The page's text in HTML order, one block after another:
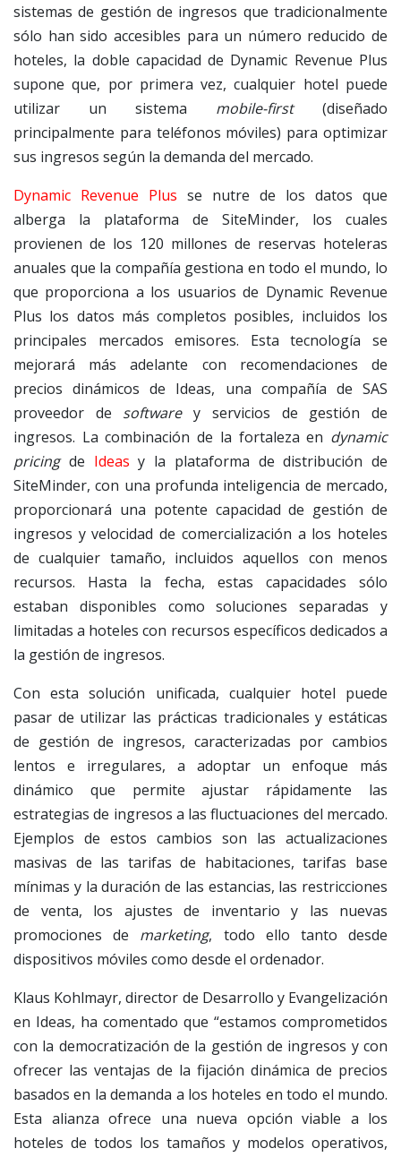
sistemas de gestión de ingresos que tradicionalmente
sólo han sido accesibles para un número reducido de
hoteles, la doble capacidad de Dynamic Revenue Plus
supone que, por primera vez, cualquier hotel puede
utilizar un sistema mobile-first(diseñado
principalmente para teléfonos móviles) para optimizar
sus ingresos según la demanda del mercado.
Dynamic Revenue Plus se nutre de los datos que
alberga la plataforma de SiteMinder, los cuales
provienen de los 120 millones de reservas hoteleras
anuales que la compañía gestiona en todo el mundo, lo
que proporciona a los usuarios de Dynamic Revenue
Plus los datos más completos posibles, incluidos los
principales mercados emisores. Esta tecnología se
mejorará más adelante con recomendaciones de
precios dinámicos de Ideas, una compañía de SAS
proveedor de softwarey servicios de gestión de
ingresos. La combinación de la fortaleza en dynamic
pricingde Ideas y la plataforma de distribución de
SiteMinder, con una profunda inteligencia de mercado,
proporcionará una potente capacidad de gestión de
ingresos y velocidad de comercialización a los hoteles
de cualquier tamaño, incluidos aquellos con menos
recursos. Hasta la fecha, estas capacidades sólo
estaban disponibles como soluciones separadas y
limitadas a hoteles con recursos específicos dedicados a
la gestión de ingresos.
Con esta solución unificada, cualquier hotel puede
pasar de utilizar las prácticas tradicionales y estáticas
de gestión de ingresos, caracterizadas por cambios
lentos e irregulares, a adoptar un enfoque más
dinámico que permite ajustar rápidamente las
estrategias de ingresos a las fluctuaciones del mercado.
Ejemplos de estos cambios son las actualizaciones
masivas de las tarifas de habitaciones, tarifas base
mínimas y la duración de las estancias, las restricciones
de venta, los ajustes de inventario y las nuevas
promociones de marketing, todo ello tanto desde
dispositivos móviles como desde el ordenador.
Klaus Kohlmayr, director de Desarrollo y Evangelización
en Ideas, ha comentado que “estamos comprometidos
con la democratización de la gestión de ingresos y con
ofrecer las ventajas de la fijación dinámica de precios
basados en la demanda a los hoteles en todo el mundo.
Esta alianza ofrece una nueva opción viable a los
hoteles de todos los tamaños y modelos operativos,